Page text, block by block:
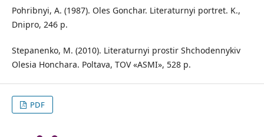
Pohribnyi, A. (1987). Oles Gonchar. Literaturnyi portret. K.,
Dnipro, 246 p.
Stepanenko, M. (2010). Literaturnyi prostir Shchodennykіv
Olesia Honchara. Poltava, TОV «АSМІ», 528 p.
PDF